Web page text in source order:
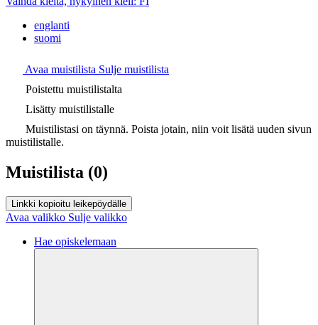
englanti
suomi
Avaa muistilista Sulje muistilista
Poistettu muistilistalta
Lisätty muistilistalle
Muistilistasi on täynnä. Poista jotain, niin voit lisätä uuden sivun
muistilistalle.
Muistilista (0)
Linkki kopioitu leikepöydälle
Avaa valikko Sulje valikko
Hae opiskelemaan